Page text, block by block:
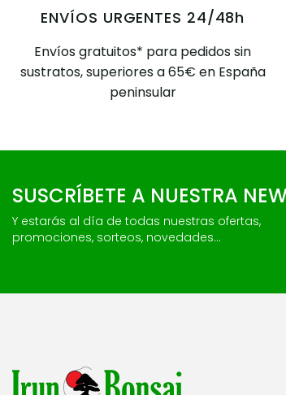
ENVÍOS URGENTES 24/48h
Envíos gratuitos* para pedidos sin
sustratos, superiores a 65€ en España
peninsular
SUSCRÍBETE A NUESTRA
Y estarás al día de todas nuestras ofertas,
promociones, sorteos, novedades...